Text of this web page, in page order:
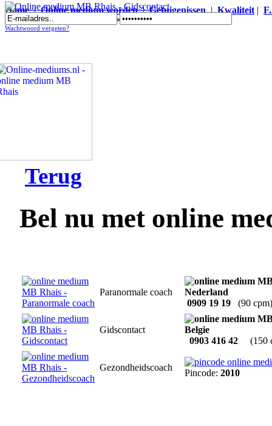
Home|Online medium worden|Getuigenissen|Kwaliteit |
Online medium MB Rhais - Gidscontact
Wachtwoord vergeten?
Terug
Bel nu met online
Paranormale coach
0909 19 19
(90 cpm)
Gidscontact
0903 416 42
(150
Gezondheidscoach
Pincode: 2010